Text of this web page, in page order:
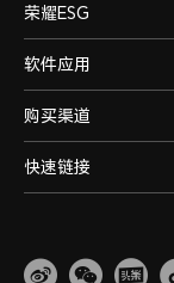
荣耀ESG
软件应用
购买渠道
快速链接